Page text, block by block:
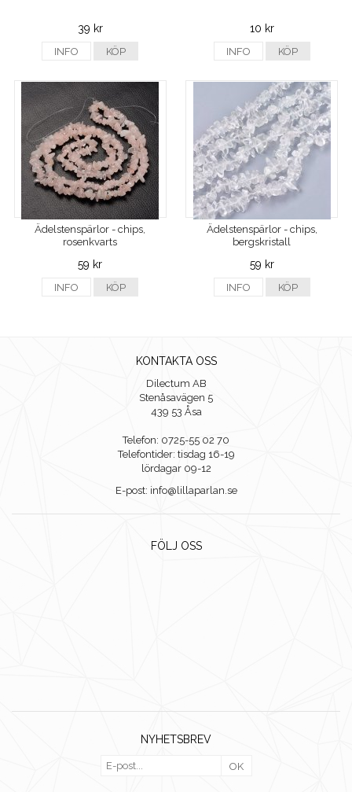
39 kr
INFO KÖP
10 kr
INFO KÖP
Ädelstenspärlor - chips,
rosenkvarts
59 kr
INFO KÖP
Ädelstenspärlor - chips,
bergskristall
59 kr
INFO KÖP
KONTAKTA OSS
Dilectum AB
Stenåsavägen 5
439 53 Åsa
Telefon: 0725-55 02 70
Telefontider: tisdag 16-19
lördagar 09-12
E-post: info@lillaparlan.se
FÖLJ OSS
NYHETSBREV
OK